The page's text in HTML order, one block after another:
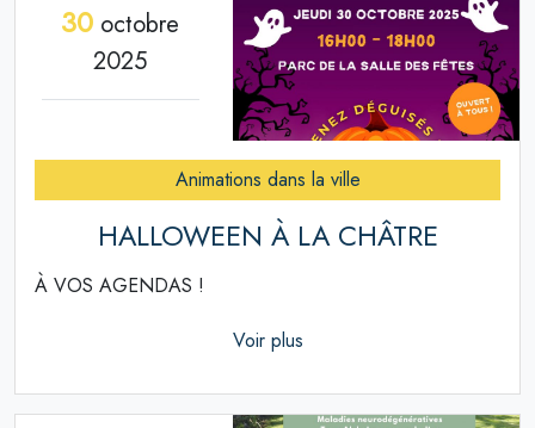
30 octobre
2025
Animations dans la ville
HALLOWEEN À LA CHÂTRE
À VOS AGENDAS !
Voir plus